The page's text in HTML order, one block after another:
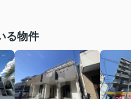
る物件